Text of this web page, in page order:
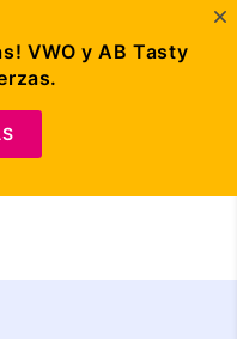
VWO y AB Tasty